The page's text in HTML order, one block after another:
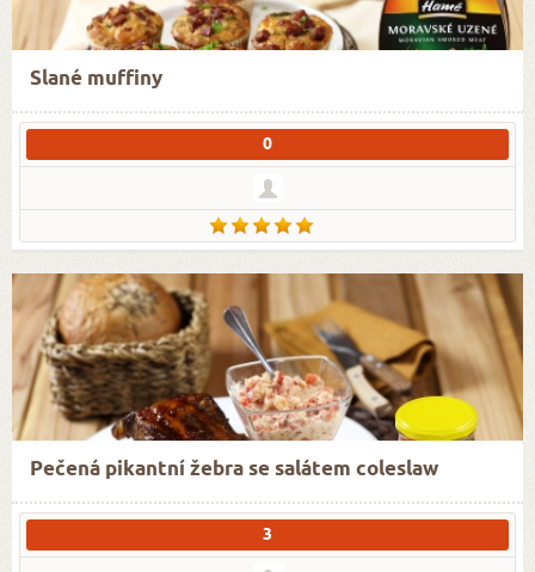
Slané muffiny
0
Pečená pikantní žebra se salátem coleslaw
3